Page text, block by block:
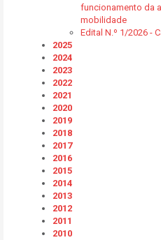
funcionamento da
mobilidade
Edital N.º 1/2026 -
2025
2024
2023
2022
2021
2020
2019
2018
2017
2016
2015
2014
2013
2012
2011
2010